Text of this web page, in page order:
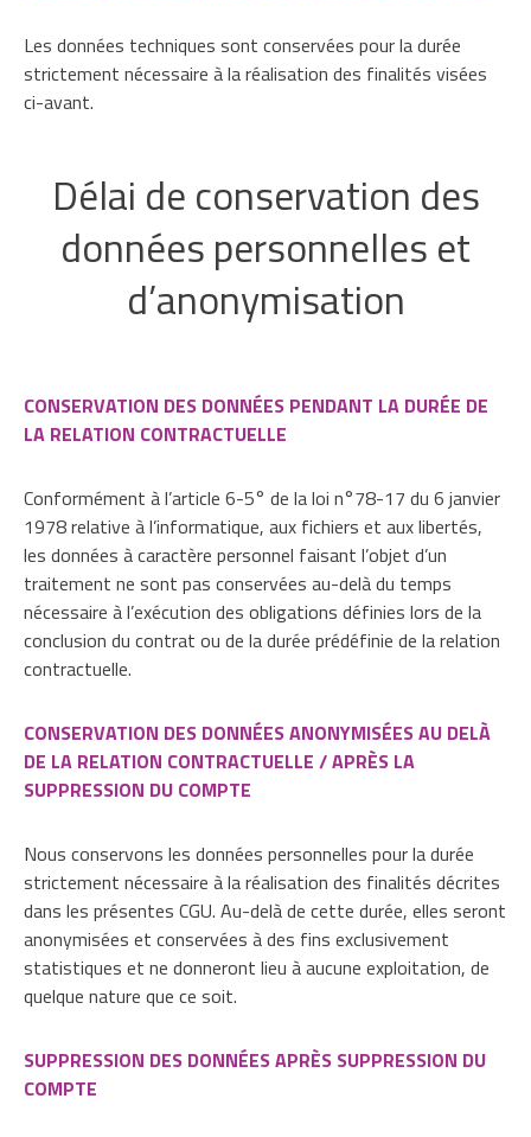
Les données techniques sont conservées pour la durée
strictement nécessaire à la réalisation des finalités visées
ci-avant.
Délai de conservation des
données personnelles et
d’anonymisation
CONSERVATION DES DONNÉES PENDANT LA DURÉE DE
LA RELATION CONTRACTUELLE
Conformément à l’article 6-5° de la loi n°78-17 du 6 janvier
1978 relative à l’informatique, aux fichiers et aux libertés,
les données à caractère personnel faisant l’objet d’un
traitement ne sont pas conservées au-delà du temps
nécessaire à l’exécution des obligations définies lors de la
conclusion du contrat ou de la durée prédéfinie de la relation
contractuelle.
CONSERVATION DES DONNÉES ANONYMISÉES AU DELÀ
DE LA RELATION CONTRACTUELLE / APRÈS LA
SUPPRESSION DU COMPTE
Nous conservons les données personnelles pour la durée
strictement nécessaire à la réalisation des finalités décrites
dans les présentes CGU. Au-delà de cette durée, elles seront
anonymisées et conservées à des fins exclusivement
statistiques et ne donneront lieu à aucune exploitation, de
quelque nature que ce soit.
SUPPRESSION DES DONNÉES APRÈS SUPPRESSION DU
COMPTE